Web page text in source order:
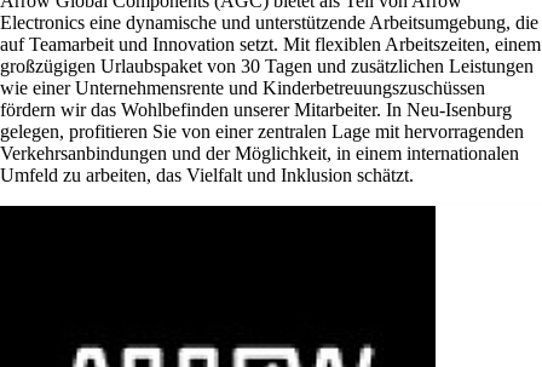
Electronics eine dynamische und unterstützende Arbeitsumgebung, die
auf Teamarbeit und Innovation setzt. Mit flexiblen Arbeitszeiten, einem
großzügigen Urlaubspaket von 30 Tagen und zusätzlichen Leistungen
wie einer Unternehmensrente und Kinderbetreuungszuschüssen
fördern wir das Wohlbefinden unserer Mitarbeiter. In Neu-Isenburg
gelegen, profitieren Sie von einer zentralen Lage mit hervorragenden
Verkehrsanbindungen und der Möglichkeit, in einem internationalen
Umfeld zu arbeiten, das Vielfalt und Inklusion schätzt.